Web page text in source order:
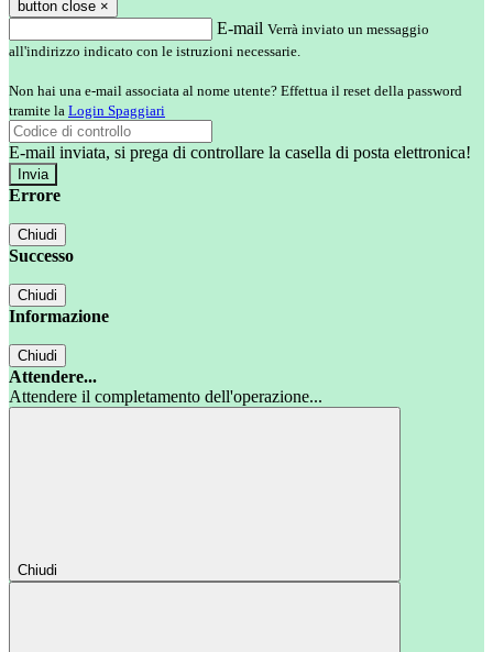
button close ×
E-mail Verrà inviato un messaggio
all'indirizzo indicato con le istruzioni necessarie.
Non hai una e-mail associata al nome utente? Effettua il reset della password
tramite la Login Spaggiari
E-mail inviata, si prega di controllare la casella di posta elettronica!
Errore
Chiudi
Successo
Chiudi
Informazione
Chiudi
Attendere...
Attendere il completamento dell'operazione...
Chiudi